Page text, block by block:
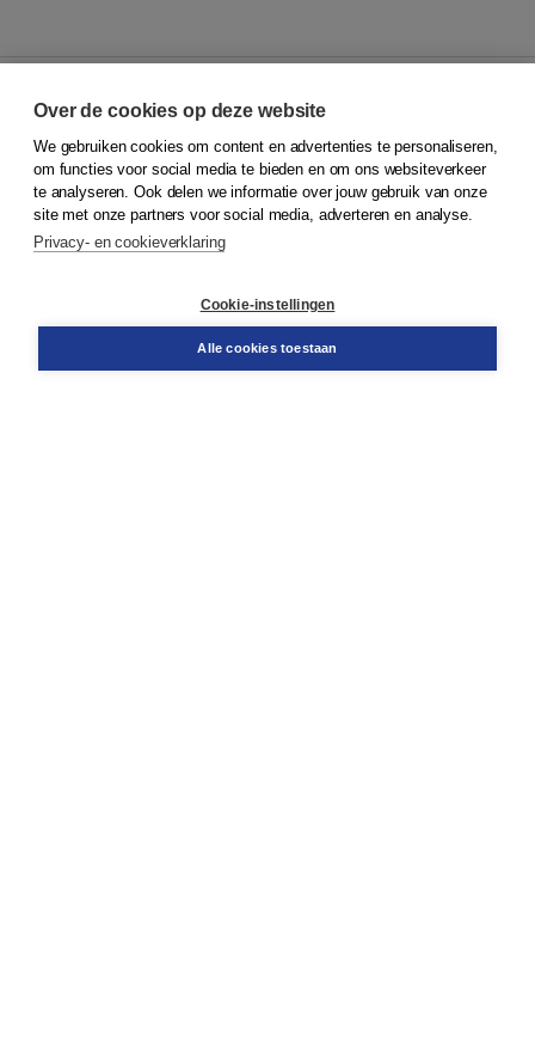
© 2026Koninklijke Boom uitgevers
Klantenservice
Service & informatie
Contact
Over de cookies op deze website
We gebruiken cookies om content en advertenties te personaliseren,
om functies voor social media te bieden en om ons websiteverkeer
te analyseren. Ook delen we informatie over jouw gebruik van onze
site met onze partners voor social media, adverteren en analyse.
Privacy- en cookieverklaring
Cookie-instellingen
Alle cookies toestaan